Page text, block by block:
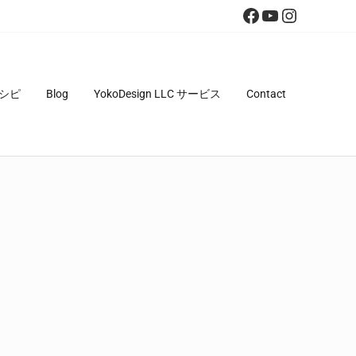
Facebook
YouTube
ピ Blog YokoDesign LLC サービス Contact